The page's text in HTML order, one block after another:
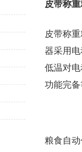
皮带称
皮带称
器采用
低温对
功能完
粮食自